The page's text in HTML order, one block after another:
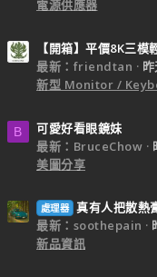
電源供應器
【開箱】平價8K三
最新：friendtan
新型 Monitor /
B
可愛好看眼鏡妹
最新：BruceChow
美圖分享
處理器 真有人把散熱
最新：soothepain
新品資訊